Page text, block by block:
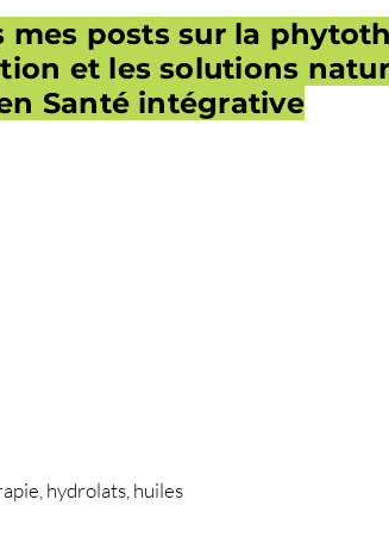
hydrolats, huiles
mes posts sur la
et les solutions
Santé intégrative